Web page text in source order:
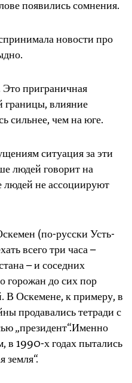
появились сомнения.
новости про
Это приграничная
границы, влияние
сильнее, чем на юге.
ситуация за эти
людей говорит на
людей не ассоциируют
(по-русски Усть-
всего три часа –
– и соседних
горожан до сих пор
В Оскемене, к примеру, в
продавались тетради с
„президент“.Именно
в 1990-х годах пытались
земля“.